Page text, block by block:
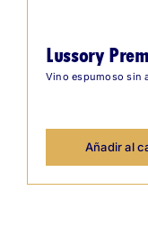
Lussory
Vino espumoso sin
Añadir al